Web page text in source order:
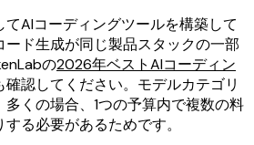
AIコーディングツールを構築して
ード生成が同じ製品スタックの一部
の2026年ベストAIコーディン
確認してください。モデルカテゴリ
多くの場合、1つの予算内で複数の料
る必要があるためです。